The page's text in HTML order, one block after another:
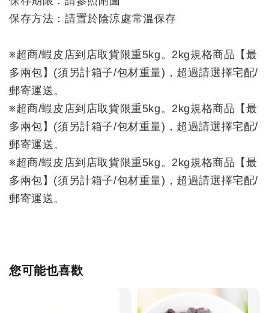
保存方法：請置於陰涼處常溫保存
※超商/蝦皮店到店取貨限重5kg。2kg規格商品【最
多兩包】(須另計箱子/包材重量)，超過請選擇宅配/
郵寄運送。
※超商/蝦皮店到店取貨限重5kg。2kg規格商品【最
多兩包】(須另計箱子/包材重量)，超過請選擇宅配/
郵寄運送。
※超商/蝦皮店到店取貨限重5kg。2kg規格商品【最
多兩包】(須另計箱子/包材重量)，超過請選擇宅配/
郵寄運送。
您可能也喜歡